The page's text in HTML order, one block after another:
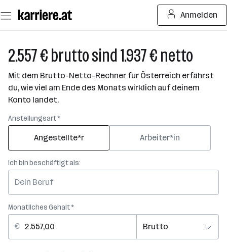
Seiteninhalt
springen
Anmelden
2.557 € brutto sind 1.937 € netto
Mit dem Brutto-Netto-Rechner für Österreich erfährst
du, wie viel am Ende des Monats wirklich auf deinem
Konto landet.
Anstellungsart *
Angestellte*r Arbeiter*in
Ich bin beschäftigt als:
Monatliches Gehalt *